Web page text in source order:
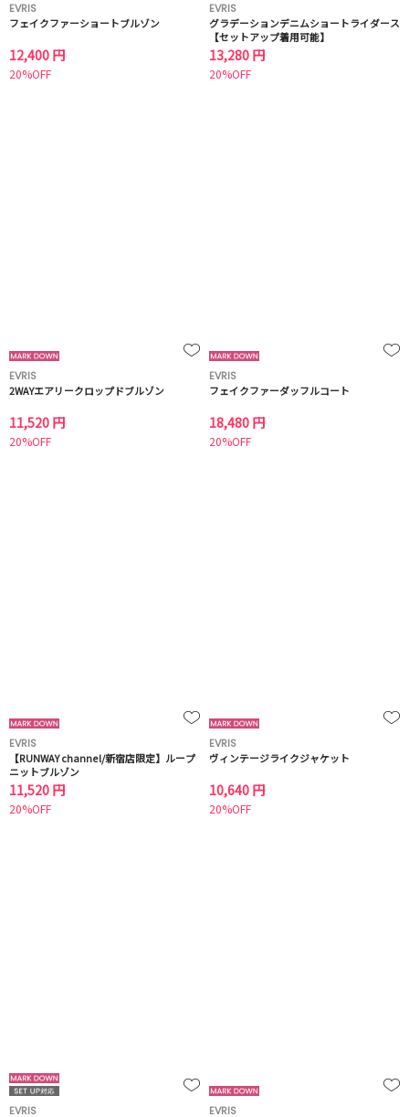
EVRIS
フェイクファーショートブルゾン
12,400 円
20%OFF
EVRIS
グラデーションデニムショートライダース
【セットアップ着用可能】
13,280 円
20%OFF
EVRIS
2WAYエアリークロップドブルゾン
11,520 円
20%OFF
EVRIS
フェイクファーダッフルコート
18,480 円
20%OFF
EVRIS
【RUNWAY channel/新宿店限定】ループ
ニットブルゾン
11,520 円
20%OFF
EVRIS
ヴィンテージライクジャケット
10,640 円
20%OFF
EVRIS EVRIS